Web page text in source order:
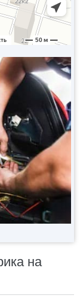
на